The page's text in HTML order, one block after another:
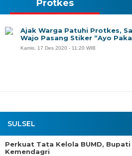
SULSEL
Perkuat Tata Kelola BUMD,
Kemendagri
Protkes
Ajak Warga Patuhi Protkes,
Wajo Pasang Stiker “Ayo
Kamis, 17 Des 2020 - 11:20 WIB